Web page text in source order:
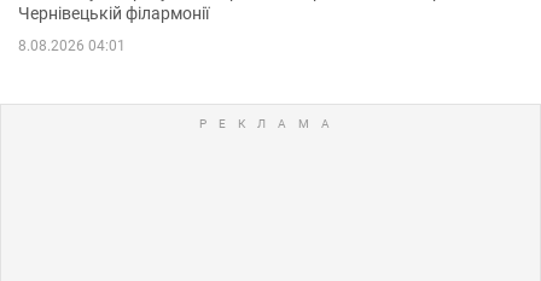
Чернівецькій філармонії
8.08.2026 04:01